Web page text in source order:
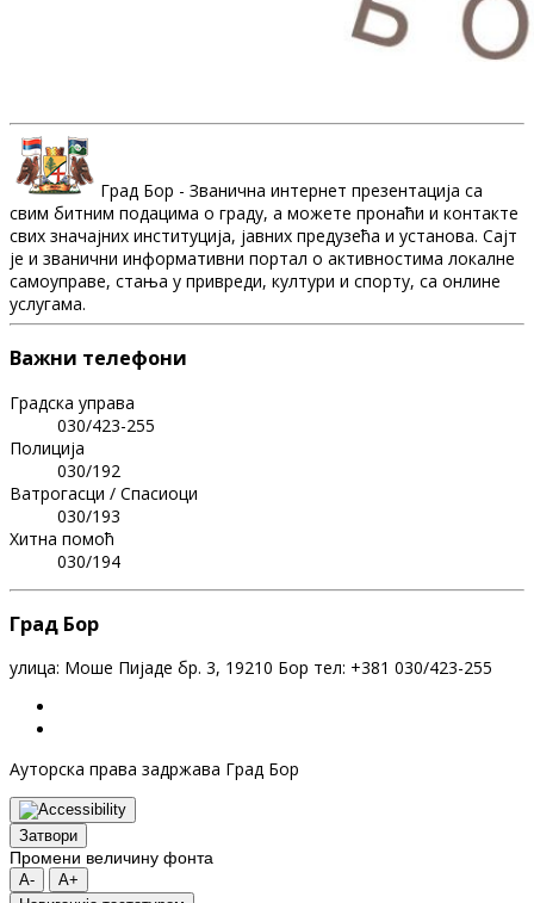
Град Бор - Званична интернет презентација са
свим битним подацима о граду, а можете пронаћи и контакте
свих значајних институција, јавних предузећа и установа. Сајт
је и званични информативни портал о активностима локалне
самоуправе, стања у привреди, култури и спорту, са онлине
услугама.
Важни телефони
Градска управа
030/423-255
Полиција
030/192
Ватрогасци / Спасиоци
030/193
Хитна помоћ
030/194
Град Бор
улица: Моше Пијаде бр. 3, 19210 Бор тел: +381 030/423-255
Ауторска права задржава Град Бор
Затвори
Промени величину фонта
A-
A+